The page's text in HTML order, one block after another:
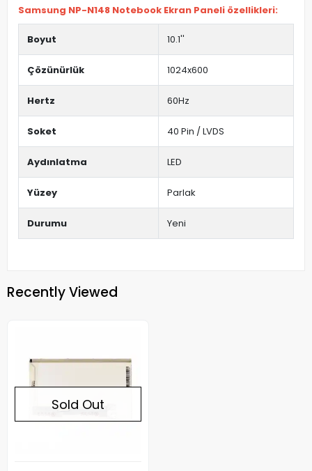
Samsung NP-N148 Notebook Ekran Paneli özellikleri:
Boyut 10.1''
Çözünürlük 1024x600
Hertz 60Hz
Soket 40 Pin / LVDS
Aydınlatma LED
Yüzey Parlak
Durumu Yeni
Recently Viewed
Sold Out